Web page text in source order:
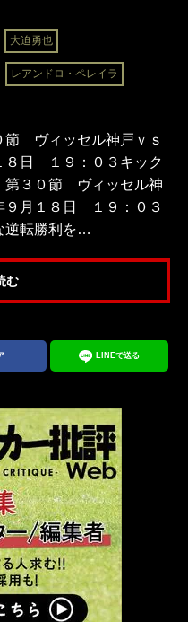
大迫勇也
レアンドロ・ペレイラ
節 ヴィッセル神戸ｖｓ
８日 １９：０３キック
第３０節 ヴィッセル神
９月１８日 １９：０３
逆転勝利を…
む
LINEで送る